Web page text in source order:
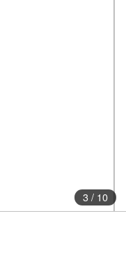
3/ 10